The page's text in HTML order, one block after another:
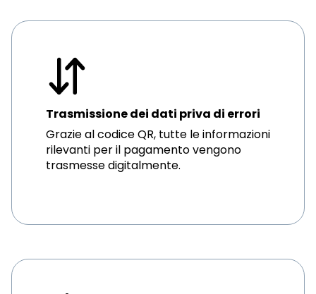
Trasmissione dei dati priva di errori
Grazie al codice QR, tutte le informazioni
rilevanti per il pagamento vengono
trasmesse digitalmente.